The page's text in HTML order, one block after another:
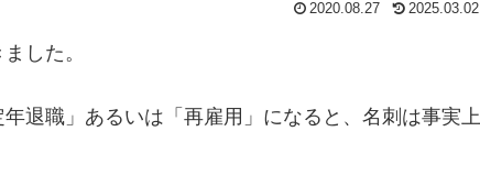
2020.08.27 2025.03.02
した。
退職」あるいは「再雇用」になると、名刺は事実上